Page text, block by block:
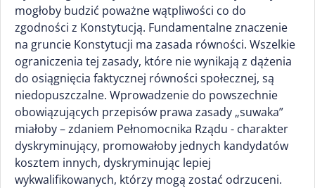
mogłoby budzić poważne wątpliwości co do
zgodności z Konstytucją. Fundamentalne znaczenie
na gruncie Konstytucji ma zasada równości. Wszelkie
ograniczenia tej zasady, które nie wynikają z dążenia
do osiągnięcia faktycznej równości społecznej, są
niedopuszczalne. Wprowadzenie do powszechnie
obowiązujących przepisów prawa zasady „suwaka”
miałoby – zdaniem Pełnomocnika Rządu - charakter
dyskryminujący, promowałoby jednych kandydatów
kosztem innych, dyskryminując lepiej
wykwalifikowanych, którzy mogą zostać odrzuceni.